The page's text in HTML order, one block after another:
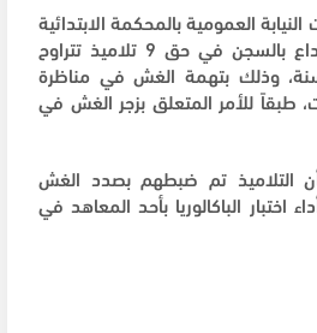
العمومية بالمحكمة الابتدائية
بولاية سليانة، بطاقة إيداع بالسجن في حق 9 تلاميذ تتراوح
بين 18 و19 سنة، وذلك بتهمة الغش في مناظرة
طبقاً للأمر المتعلق بزجر الغش في
التلاميذ تم ضبطهم بصدد الغش
الباكالوريا بأحد المعاهد في